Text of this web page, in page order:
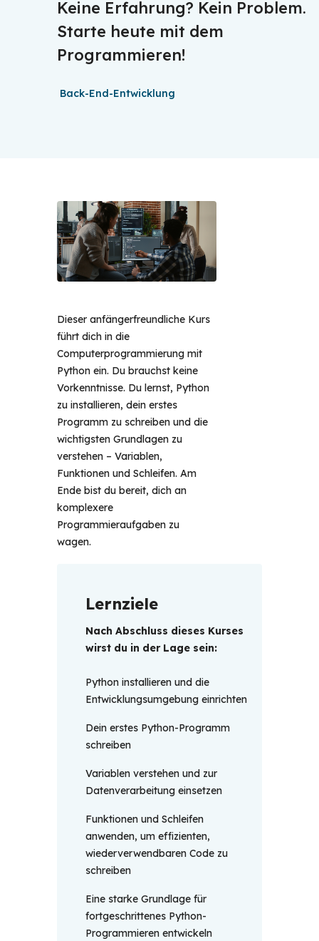
Keine Erfahrung? Kein Problem.
Starte heute mit dem
Programmieren!
Back-End-Entwicklung
Dieser anfängerfreundliche Kurs
führt dich in die
Computerprogrammierung mit
Python ein. Du brauchst keine
Vorkenntnisse. Du lernst, Python
zu installieren, dein erstes
Programm zu schreiben und die
wichtigsten Grundlagen zu
verstehen – Variablen,
Funktionen und Schleifen. Am
Ende bist du bereit, dich an
komplexere
Programmieraufgaben zu
wagen.
Lernziele
Nach Abschluss dieses Kurses
wirst du in der Lage sein:
Python installieren und die
Entwicklungsumgebung einrichten
Dein erstes Python-Programm
schreiben
Variablen verstehen und zur
Datenverarbeitung einsetzen
Funktionen und Schleifen
anwenden, um effizienten,
wiederverwendbaren Code zu
schreiben
Eine starke Grundlage für
fortgeschrittenes Python-
Programmieren entwickeln